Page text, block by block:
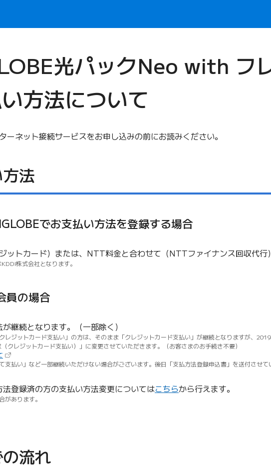
光パックNeo with フ
方法について
ーネット接続サービスをお申し込みの前にお読みください。
法
でお支払い方法を登録する場合
ットカード）または、NTT料金と合わせて（NTTファイナンス回収代行
株式会社となります。
員の場合
継続となります。（一部除く）
レジットカード支払い」の方は、そのまま「クレジットカード支払い」が継続となりますが、
クレジットカード支払い）」に変更させていただきます。（お客さまのお手続き不要）
（新しいタブで開きます）
支払い」など一部継続いただけない場合がございます。後日「支払方法登録申込書」を送付させ
登録済の方の支払い方法変更についてはこちらから行えます。
があります。
流れ